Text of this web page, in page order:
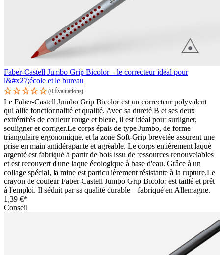
Faber-Castell Jumbo Grip Bicolor – le correcteur idéal pour
l&#x27;école et le bureau
(0 Évaluations)
Le Faber-Castell Jumbo Grip Bicolor est un correcteur polyvalent
qui allie fonctionnalité et qualité. Avec sa dureté B et ses deux
extrémités de couleur rouge et bleue, il est idéal pour surligner,
souligner et corriger.Le corps épais de type Jumbo, de forme
triangulaire ergonomique, et la zone Soft-Grip brevetée assurent une
prise en main antidérapante et agréable. Le corps entièrement laqué
argenté est fabriqué à partir de bois issu de ressources renouvelables
et est recouvert d'une laque écologique à base d'eau. Grâce à un
collage spécial, la mine est particulièrement résistante à la rupture.Le
crayon de couleur Faber-Castell Jumbo Grip Bicolor est taillé et prêt
à l'emploi. Il séduit par sa qualité durable – fabriqué en Allemagne.
1,39 €*
Conseil